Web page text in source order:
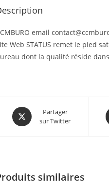
email
Web STATUS remet le pied
dont la qualité réside
Partager
sur Twitter
similaires